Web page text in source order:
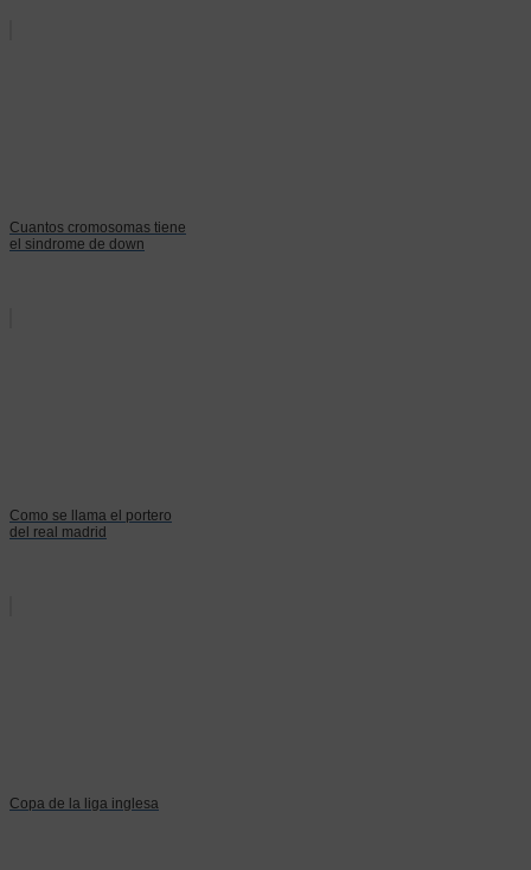
Cuantos cromosomas tiene
el sindrome de down
Como se llama el portero
del real madrid
Copa de la liga inglesa